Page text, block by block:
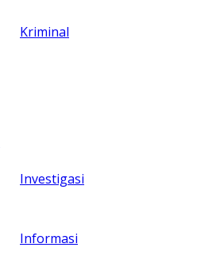
Kriminal
Investigasi
Informasi